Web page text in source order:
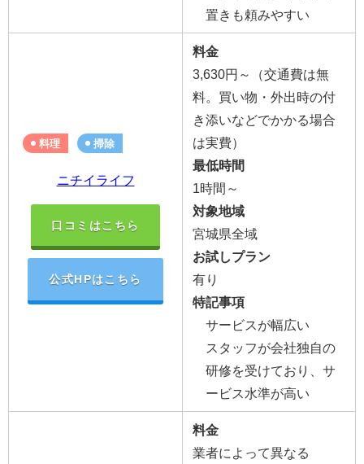
置きも頼みやすい
料理 掃除
ニチイライフ
口コミはこちら
公式HPはこちら
料金
3,630円～（交通費は無
料。買い物・外出時の付
き添いなどでかかる場合
は実費）
最低時間
1時間～
対象地域
宮城県全域
お試しプラン
有り
特記事項
サービスが幅広い
スタッフが会社独自の
研修を受けており、サ
ービス水準が高い
料金
業者によって異なる